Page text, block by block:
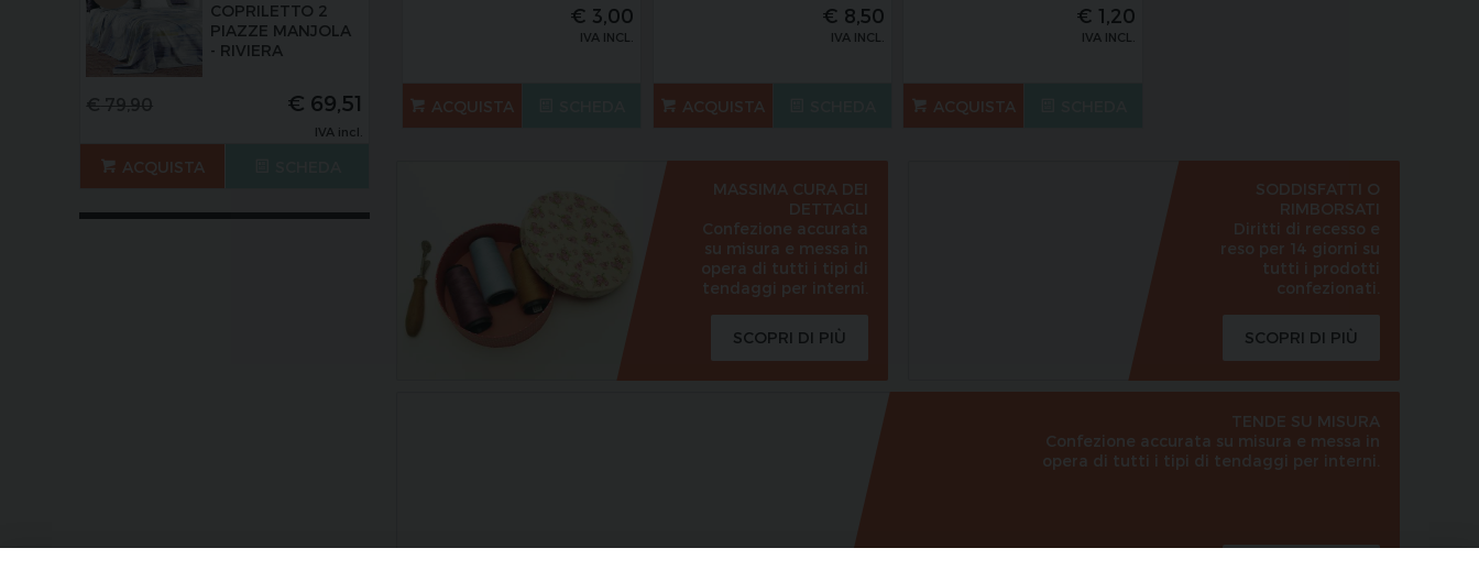
COPRILETTO 2
PIAZZE MANJOLA
- RIVIERA
€ 69,51
IVA incl.
ACQUISTA
€ 3,00
IVA INCL.
ACQUISTA
€ 8,50
IVA INCL.
ACQUISTA
€ 1,20
IVA INCL.
ACQUISTA
MASSIMA CURA DEI
DETTAGLI
Confezione accurata
su misura e messa in
opera di tutti i tipi di
tendaggi per interni.
SCOPRI DI PIÙ
SODDISFATTI O
RIMBORSATI
Diritti di recesso e
reso per 14 giorni su
tutti i prodotti
confezionati.
SCOPRI DI PIÙ
TENDE SU MISURA
Confezione accurata su misura e messa in
opera di tutti i tipi di tendaggi per interni.